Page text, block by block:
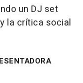
un DJ set
la crítica social